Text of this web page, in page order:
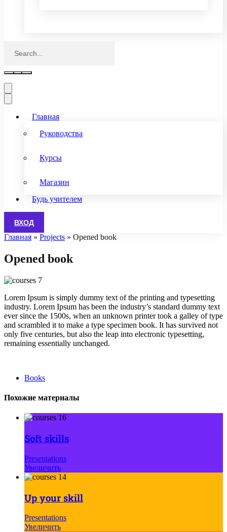
Главная
Руководства
Курсы
Магазин
Будь учителем
ВХОД
Главная » Projects » Opened book
Opened book
Lorem Ipsum is simply dummy text of the printing and typesetting
industry. Lorem Ipsum has been the industry’s standard dummy text
ever since the 1500s, when an unknown printer took a galley of type
and scrambled it to make a type specimen book. It has survived not
only five centuries, but also the leap into electronic typesetting,
remaining essentially unchanged.
Books
Похожие материалы
Soft skills
Presentations
Увеличить
Up your skill
Presentations
Увеличить